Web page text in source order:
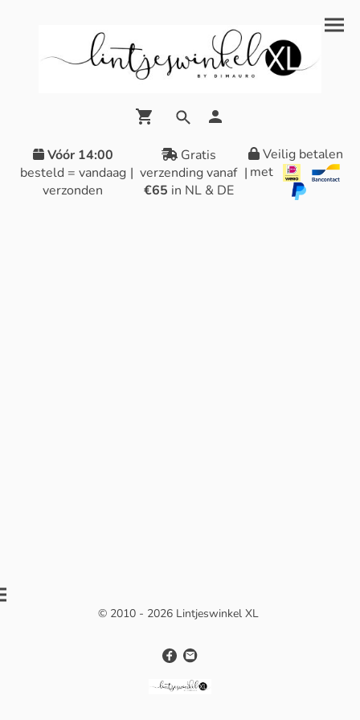
Vóór 14:00
besteld = vandaag
verzonden
|
Gratis
verzending vanaf
€65 in NL & DE
|
Veilig betalen
met
© 2010 - 2026 Lintjeswinkel XL